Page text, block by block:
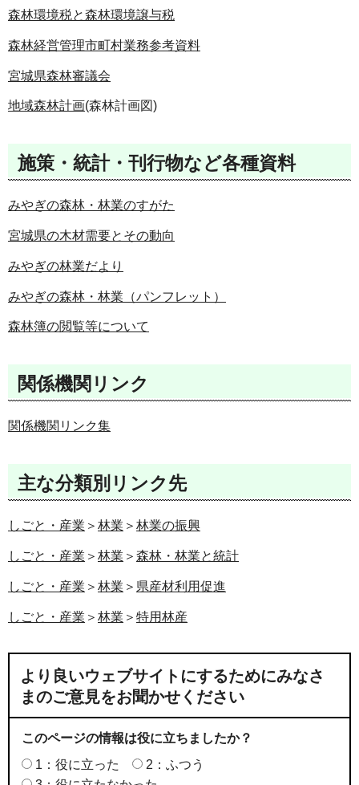
森林環境税と森林環境譲与税
森林経営管理市町村業務参考資料
宮城県森林審議会
地域森林計画(森林計画図)
施策・統計・刊行物など各種資料
みやぎの森林・林業のすがた
宮城県の木材需要とその動向
みやぎの林業だより
みやぎの森林・林業（パンフレット）
森林簿の閲覧等について
関係機関リンク
関係機関リンク集
主な分類別リンク先
しごと・産業 ＞ 林業 ＞ 林業の振興
しごと・産業 ＞ 林業 ＞ 森林・林業と統計
しごと・産業 ＞ 林業 ＞ 県産材利用促進
しごと・産業 ＞ 林業 ＞ 特用林産
より良いウェブサイトにするためにみなさ
まのご意見をお聞かせください
このページの情報は役に立ちましたか？
1：役に立った
2：ふつう